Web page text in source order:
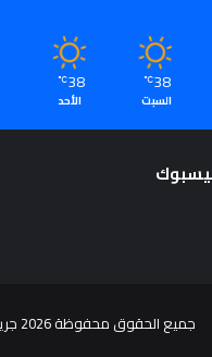
38
℃
السبت
38
℃
الأحد
جميع الحقوق محفوظة 2026 جريدة الرواق